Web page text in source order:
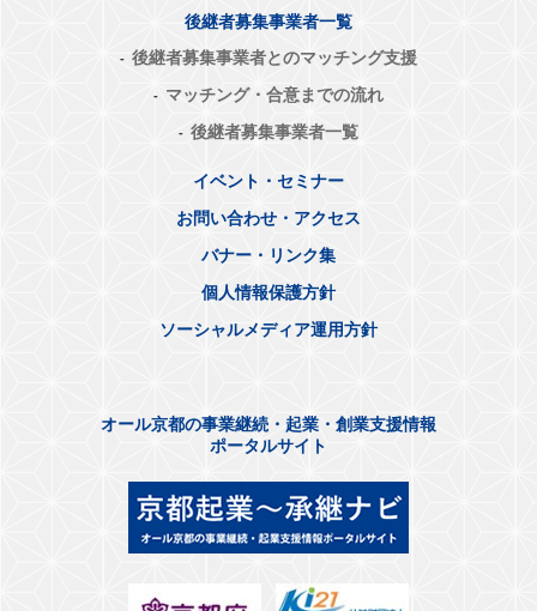
後継者募集事業者一覧
後継者募集事業者とのマッチング支援
マッチング・合意までの流れ
後継者募集事業者一覧
イベント・セミナー
お問い合わせ・アクセス
バナー・リンク集
個人情報保護方針
ソーシャルメディア運用方針
オール京都の事業継続・起業・創業支援情報
ポータルサイト